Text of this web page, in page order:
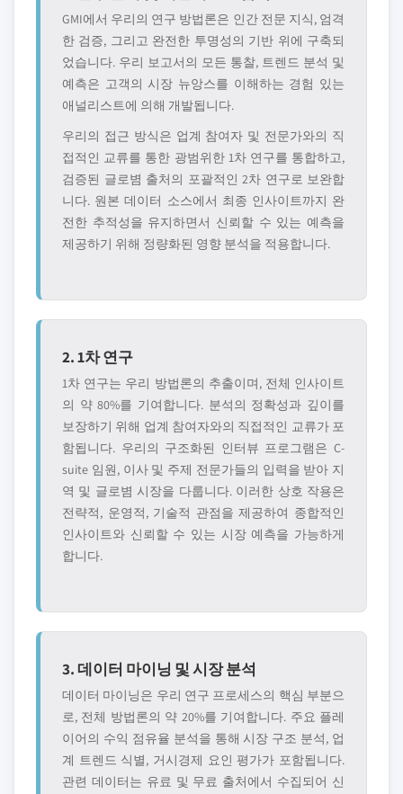
GMI에서 우리의 연구 방법론은 인간 전문 지식, 엄격
한 검증, 그리고 완전한 투명성의 기반 위에 구축되
었습니다. 우리 보고서의 모든 통찰, 트렌드 분석 및
예측은 고객의 시장 뉴앙스를 이해하는 경험 있는
애널리스트에 의해 개발됩니다.
우리의 접근 방식은 업계 참여자 및 전문가와의 직
접적인 교류를 통한 광범위한 1차 연구를 통합하고,
검증된 글로볌 출처의 포괄적인 2차 연구로 보완합
니다. 원본 데이터 소스에서 최종 인사이트까지 완
전한 추적성을 유지하면서 신뢰할 수 있는 예측을
제공하기 위해 정량화된 영향 분석을 적용합니다.
2. 1차 연구
1차 연구는 우리 방법론의 추출이며, 전체 인사이트
의 약 80%를 기여합니다. 분석의 정확성과 깊이를
보장하기 위해 업계 참여자와의 직접적인 교류가 포
함됩니다. 우리의 구조화된 인터뷰 프로그램은 C-
suite 임원, 이사 및 주제 전문가들의 입력을 받아 지
역 및 글로볌 시장을 다룹니다. 이러한 상호 작용은
전략적, 운영적, 기술적 관점을 제공하여 종합적인
인사이트와 신뢰할 수 있는 시장 예측을 가능하게
합니다.
3. 데이터 마이닝 및 시장 분석
데이터 마이닝은 우리 연구 프로세스의 핵심 부분으
로, 전체 방법론의 약 20%를 기여합니다. 주요 플레
이어의 수익 점유율 분석을 통해 시장 구조 분석, 업
계 트렌드 식별, 거시경제 요인 평가가 포함됩니다.
관련 데이터는 유료 및 무료 출처에서 수집되어 신